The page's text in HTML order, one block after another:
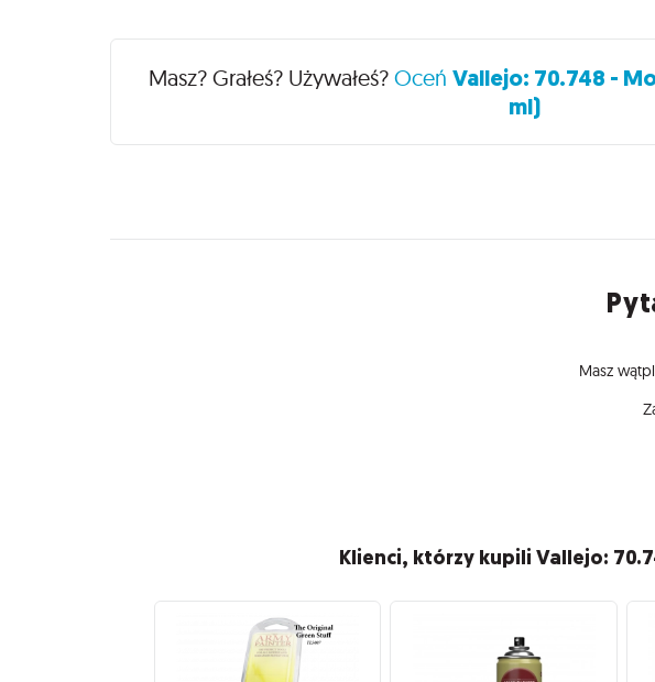
Recenzje
Masz? Grałeś? Używałeś?OceńVallejo: 70.748 -
ml)
Masz
Klienci, którzy kupili Vallejo: